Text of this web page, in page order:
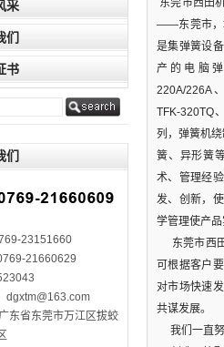
采
们
书
们
23151660
21660629
dgxtm@163.com
广东省东莞市万江区拔蛟
东莞市西田
——东莞市，
是集弹簧设
产的电脑弹
220A/226A
TFK-320TQ
列，弹簧机
簧、异形簧
术、管理经
发、创新，
学管理使产品
东莞市西田
可根据客户
对市场快速
共谋发展。
我们一直努